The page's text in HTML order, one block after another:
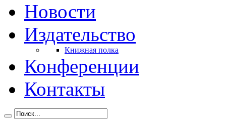
Новости
Издательство
Книжная полка
Конференции
Контакты